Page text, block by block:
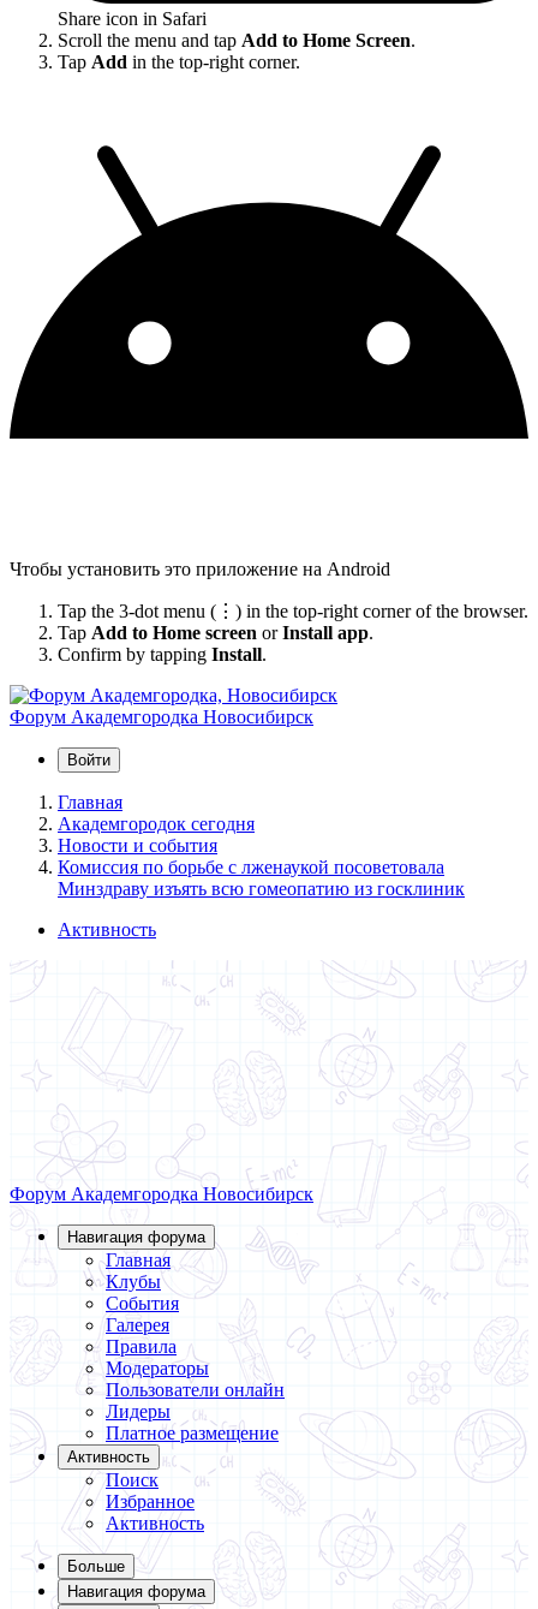
Share icon in Safari
Scroll the menu and tap Add to Home Screen.
Tap Add in the top-right corner.
Чтобы установить это приложение на Android
Tap the 3-dot menu (⋮) in the top-right corner of the browser.
Tap Add to Home screen orInstall app.
Confirm by tapping Install.
Форум Академгородка Новосибирск
Войти
Главная
Академгородок сегодня
Новости и события
Комиссия по борьбе с лженаукой посоветовала
Минздраву изъять всю гомеопатию из госклиник
Активность
Форум Академгородка Новосибирск
Навигация форума
Главная
Клубы
События
Галерея
Правила
Модераторы
Пользователи онлайн
Лидеры
Платное размещение
Активность
Поиск
Избранное
Активность
Больше
Навигация форума